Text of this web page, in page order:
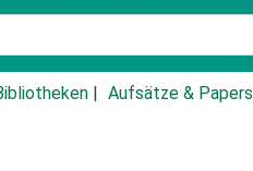
Aufsätze & Papers